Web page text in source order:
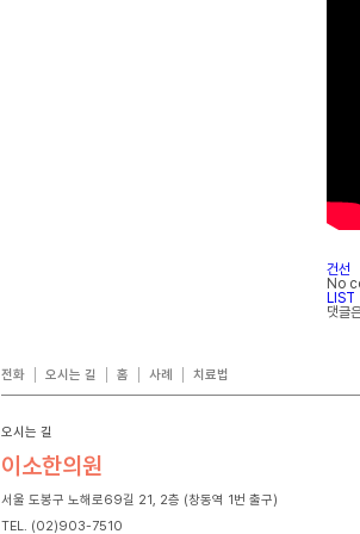
건선
No
LIST
댓글
전화 오시는 길 홈 사례 치료법
오시는 길
이소한의원
서울 도봉구 노해로69길 21, 2층 (창동역 1번 출구)
TEL. (02)903-7510